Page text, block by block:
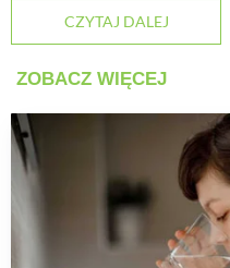
CZYTAJ DALEJ